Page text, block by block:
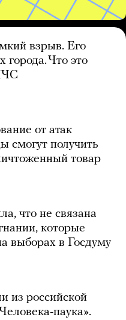
взрыв. Его
города. Что это
от атак
смогут получить
товар
что не связана
которые
выборах в Госдуму
из российской
паука».